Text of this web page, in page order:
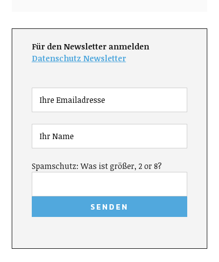
Für den Newsletter anmelden
Datenschutz Newsletter
Spamschutz: Was ist größer, 2 or 8?